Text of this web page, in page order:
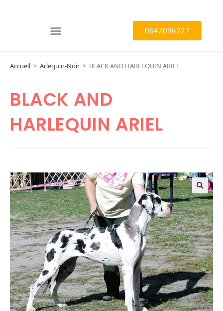
0642096227
Accueil > Arlequin-Noir > BLACK AND HARLEQUIN ARIEL
BLACK AND
HARLEQUIN ARIEL
🔍